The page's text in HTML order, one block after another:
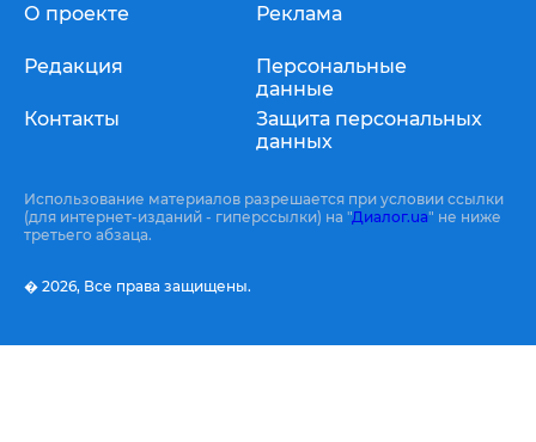
О проекте
Редакция
Контакты
Реклама
Персональные
данные
Защита персональных
данных
Использование материалов разрешается при условии ссылки
(для интернет-изданий - гиперссылки) на "Диалог.ua" не ниже
третьего абзаца.
� 2026, Все права защищены.